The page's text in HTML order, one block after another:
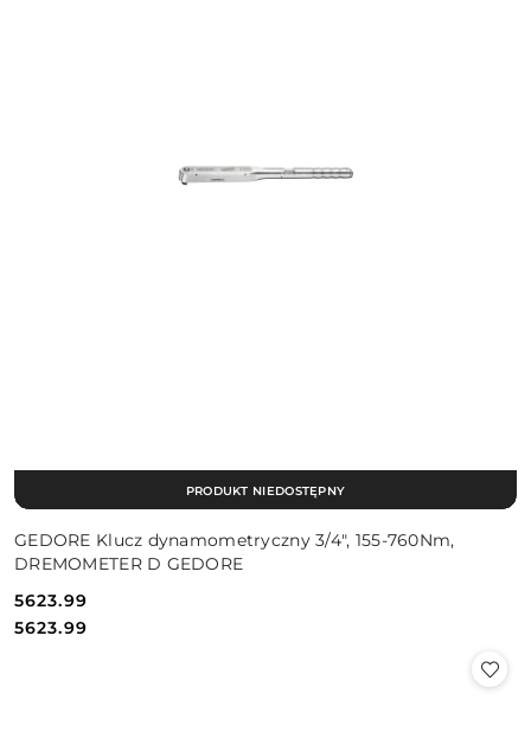
GEDORE Klucz dynamometryczny 3/4", 155-760Nm,
DREMOMETER D GEDORE
Cena:
5623.99
Cena:
5623.99
PRODUKT NIEDOSTĘPNY